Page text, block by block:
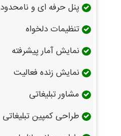
پنل حرفه ای و نامحدود
تنظیمات دلخواه
نمایش آمار پیشرفته
نمایش زنده فعالیت
مشاور تبلیغاتی
طراحی کمپین تبلیغاتی